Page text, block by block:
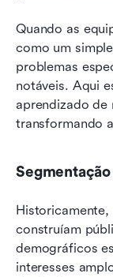
Quando as
como um
problemas
notáveis. Aqui
aprendizado de
transformando
construíam
demográficos
interesses